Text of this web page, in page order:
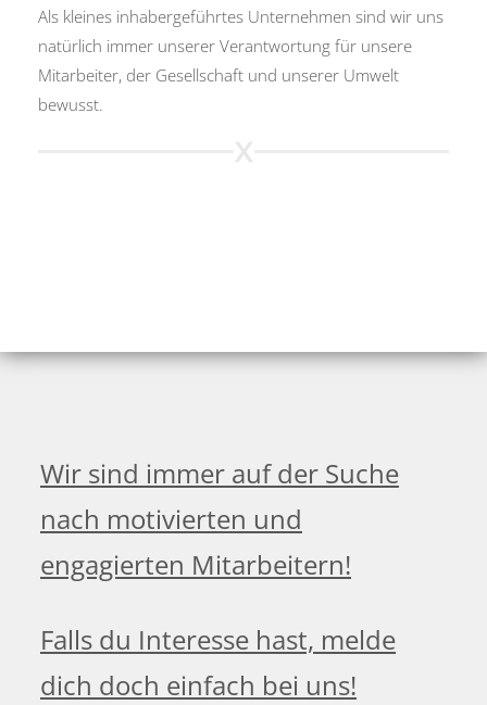
Als kleines inhabergeführtes Unternehmen sind wir uns
natürlich immer unserer Verantwortung für unsere
Mitarbeiter, der Gesellschaft und unserer Umwelt
bewusst.
Wir sind immer auf der Suche
nach motivierten und
engagierten Mitarbeitern!
Falls du Interesse hast, melde
dich doch einfach bei uns!